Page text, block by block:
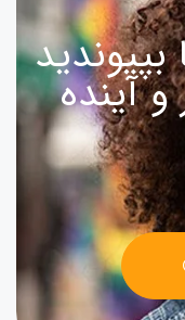
آینده